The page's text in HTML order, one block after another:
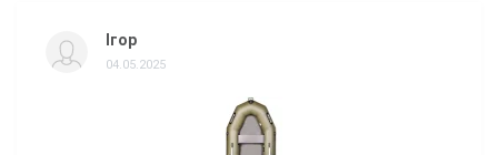
Ігор
04.05.2025